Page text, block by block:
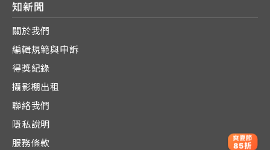
知新聞
關於我們
編輯規範與申訴
得獎紀錄
攝影棚出租
聯絡我們
隱私說明
服務條款
爽夏節
85折